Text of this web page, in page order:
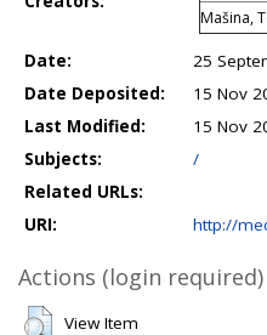
Mašina,
Date:
25
Date Deposited:
15 Nov
Last Modified:
15 Nov
Subjects:
/
Related URLs:
URI:
http://
Actions (login required)
View Item